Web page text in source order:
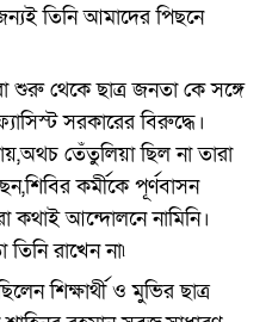
তিনি আমাদের পিছনে
থেকে ছাত্র জনতা কে সঙ্গে
সরকারের বিরুদ্ধে।
তেঁতুলিয়া ছিল না তারা
কর্মীকে পূর্ণবাসন
আন্দোলনে নামিনি।
রাখেন না৷
শিক্ষার্থী ও মুভির ছাত্র